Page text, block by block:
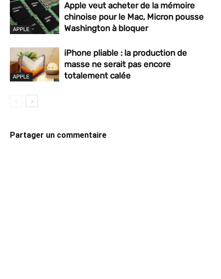
APPLE
Apple veut acheter de la mémoire
chinoise pour le Mac, Micron pousse
Washington à bloquer
APPLE
iPhone pliable : la production de
masse ne serait pas encore
totalement calée
Partager un commentaire